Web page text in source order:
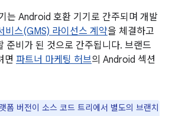
는 Android 호환 기기로 간주되며 개발
비스(GMS) 라이선스 계약을 체결하고
준비가 된 것으로 간주됩니다. 브랜드
면 파트너 마케팅 허브의 Android 섹션
폼 버전이 소스 코드 트리에서 별도의 브랜치